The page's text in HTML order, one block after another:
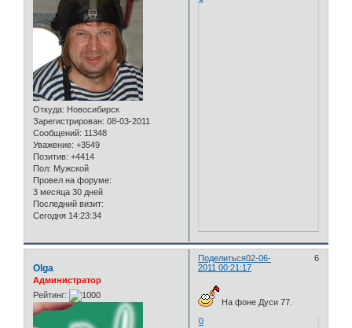
Откуда: Новосибирск
Зарегистрирован: 08-03-2011
Сообщений: 11348
Уважение: +3549
Позитив: +4414
Пол: Мужской
Провел на форуме:
3 месяца 30 дней
Последний визит:
Сегодня 14:23:34
Поделиться 6
02-06-
2011 00:21:17
Olga
Администратор
Рейтинг:
На фоне Дуси 77.
0